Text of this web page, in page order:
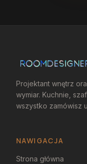
Projektant wnętrz
wymiar. Kuchnie,
wszystko zamówisz
NAWIGACJA
Strona główna